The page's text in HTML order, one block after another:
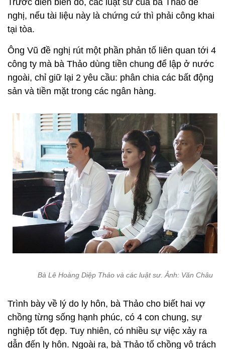
Trước diễn biến đó, các luật sư của bà Thảo đề
nghị, nếu tài liệu này là chứng cứ thì phải công khai
tại tòa.
Ông Vũ đề nghị rút một phần phản tố liên quan tới 4
công ty mà bà Thảo dùng tiền chung để lập ở nước
ngoài, chỉ giữ lại 2 yêu cầu: phân chia các bất động
sản và tiền mặt trong các ngân hàng.
Bà Lê Hoàng Diệp Thảo và các luật sư. Ảnh: Văn Châu
Trình bày về lý do ly hôn, bà Thảo cho biết hai vợ
chồng từng sống hạnh phúc, có 4 con chung, sự
nghiệp tốt đẹp. Tuy nhiên, có nhiều sự việc xảy ra
dẫn đến ly hôn. Ngoài ra, bà Thảo tố chồng vô trách